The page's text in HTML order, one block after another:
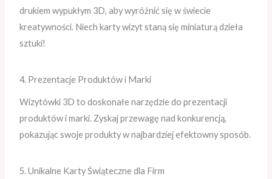
drukiem wypukłym 3D, aby wyróżnić się w świecie
kreatywności. Niech karty wizyt staną się miniaturą dzieła
sztuki!
4. Prezentacje Produktów i Marki
Wizytówki 3D to doskonałe narzędzie do prezentacji
produktów i marki. Zyskaj przewagę nad konkurencją,
pokazując swoje produkty w najbardziej efektowny sposób.
5. Unikalne Karty Świąteczne dla Firm